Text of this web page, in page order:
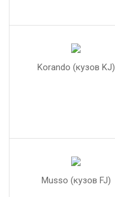
Korando (кузов KJ)
Musso (кузов FJ)